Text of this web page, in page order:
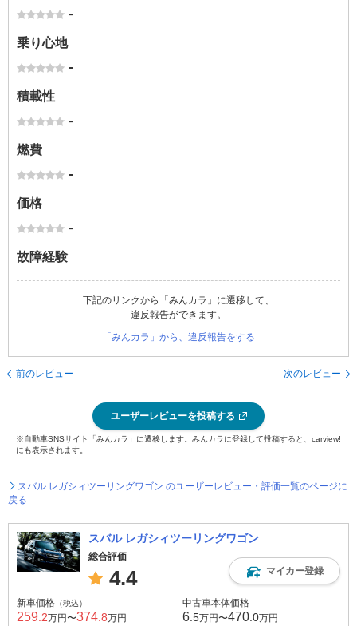
-
乗り心地
-
積載性
-
燃費
-
価格
-
故障経験
下記のリンクから「みんカラ」に遷移して、
違反報告ができます。
「みんカラ」から、違反報告をする
前のレビュー 次のレビュー
ユーザーレビューを投稿する
※自動車SNSサイト「みんカラ」に遷移します。みんカラに登録して投稿すると、carview!
にも表示されます。
スバル レガシィツーリングワゴン のユーザーレビュー・評価一覧のページに
戻る
スバル レガシィツーリングワゴン
総合評価
4.4 マイカー登録
新車価格 （税込）
259 .2万円〜374 .8万円
中古車本体価格
6 .5万円〜470 .0万円